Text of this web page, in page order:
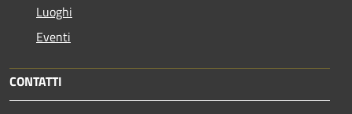
Luoghi
Eventi
CONTATTI